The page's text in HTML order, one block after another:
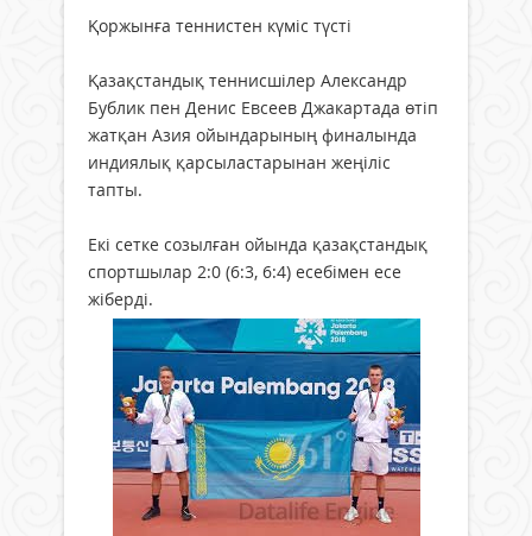
Қоржынға теннистен күміс түсті
Қазақстандық теннисшілер Александр
Бублик пен Денис Евсеев Джакартада өтіп
жатқан Азия ойындарының финалында
индиялық қарсыластарынан жеңіліс
тапты.
Екі сетке созылған ойында қазақстандық
спортшылар 2:0 (6:3, 6:4) есебімен есе
жіберді.